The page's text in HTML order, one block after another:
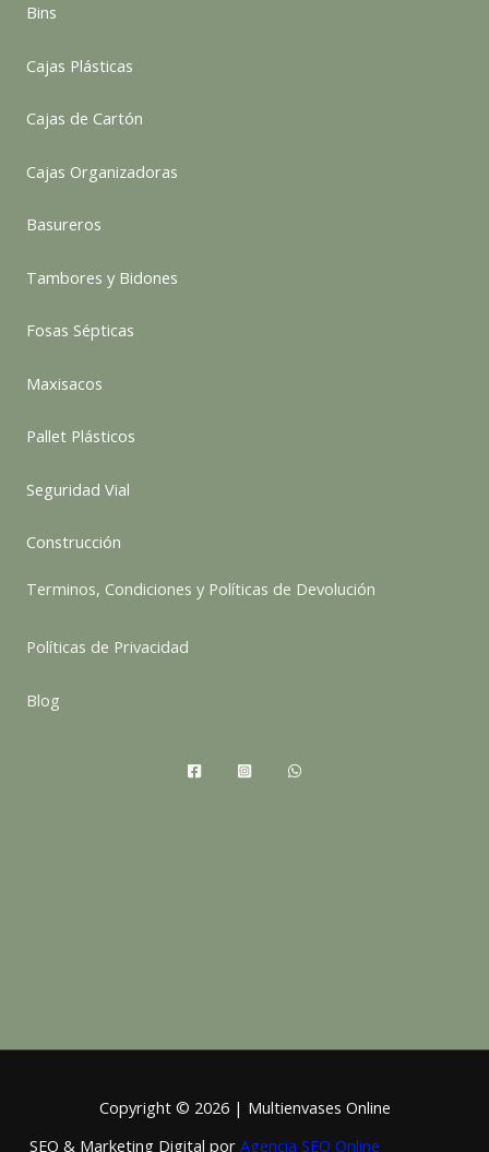
Bins
Cajas Plásticas
Cajas de Cartón
Cajas Organizadoras
Basureros
Tambores y Bidones
Fosas Sépticas
Maxisacos
Pallet Plásticos
Seguridad Vial
Construcción
Terminos, Condiciones y Políticas de Devolución
Políticas de Privacidad
Blog
Copyright © 2026 | Multienvases Online
SEO & Marketing Digital por Agencia SEO Online